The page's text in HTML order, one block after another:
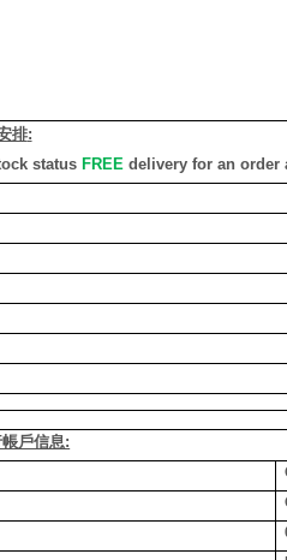
排:
status FREE delivery for an order
戶信息: